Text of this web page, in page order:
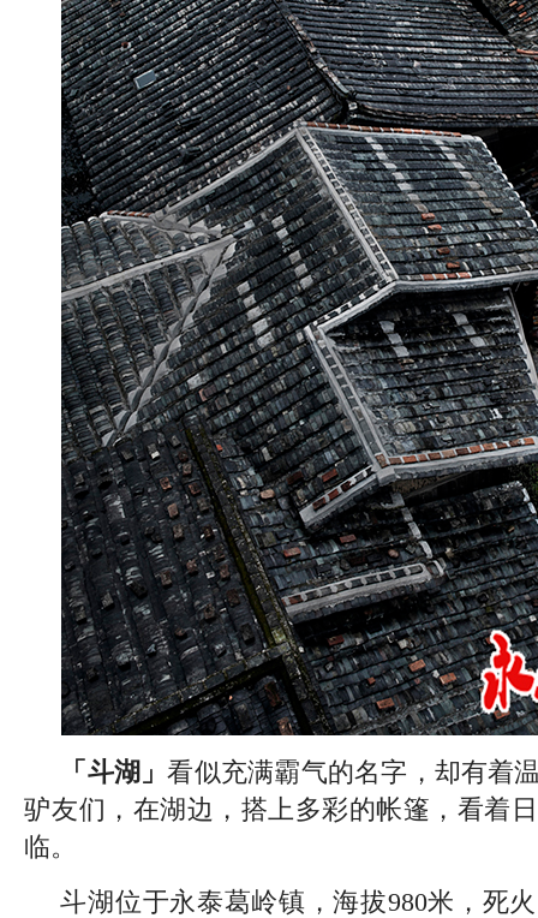
「斗湖」看似充满霸气的名字，却有着
驴友们，在湖边，搭上多彩的帐篷，看着
临。
斗湖位于永泰葛岭镇，海拔980米，死